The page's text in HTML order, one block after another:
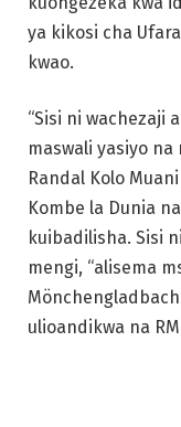
ya kikosi cha
kwao.
“Sisi ni wachezaji
maswali yasiyo
Randal Kolo
Kombe la Dunia
kuibadilisha. Sisi
mengi, “alisema
ulioandikwa na